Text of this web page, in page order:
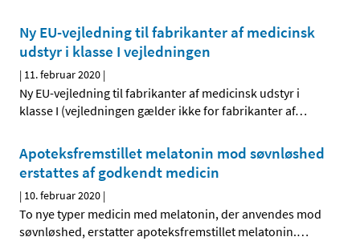
Ny EU-vejledning til fabrikanter af medicinsk
udstyr i klasse I vejledningen
| 11. februar 2020 |
Ny EU-vejledning til fabrikanter af medicinsk udstyr i
klasse I (vejledningen gælder ikke for fabrikanter af…
Apoteksfremstillet melatonin mod søvnløshed
erstattes af godkendt medicin
| 10. februar 2020 |
To nye typer medicin med melatonin, der anvendes mod
søvnløshed, erstatter apoteksfremstillet melatonin.…